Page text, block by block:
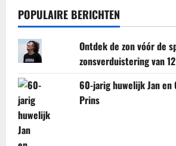
POPULAIRE BERICHTEN
Ontdek de zon vóór de
zonsverduistering van
60-jarig huwelijk Jan en
Prins